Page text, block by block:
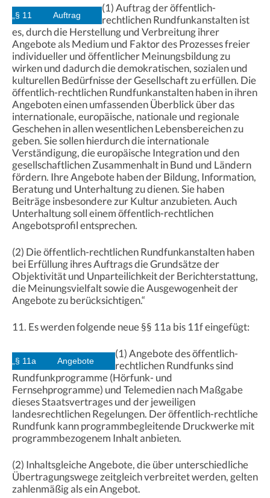
„§ 11 Auftrag
(1) Auftrag der öffentlich-
rechtlichen Rundfunkanstalten ist
es, durch die Herstellung und Verbreitung ihrer
Angebote als Medium und Faktor des Prozesses freier
individueller und öffentlicher Meinungsbildung zu
wirken und dadurch die demokratischen, sozialen und
kulturellen Bedürfnisse der Gesellschaft zu erfüllen. Die
öffentlich-rechtlichen Rundfunkanstalten haben in ihren
Angeboten einen umfassenden Überblick über das
internationale, europäische, nationale und regionale
Geschehen in allen wesentlichen Lebensbereichen zu
geben. Sie sollen hierdurch die internationale
Verständigung, die europäische Integration und den
gesellschaftlichen Zusammenhalt in Bund und Ländern
fördern. Ihre Angebote haben der Bildung, Information,
Beratung und Unterhaltung zu dienen. Sie haben
Beiträge insbesondere zur Kultur anzubieten. Auch
Unterhaltung soll einem öffentlich-rechtlichen
Angebotsprofil entsprechen.
(2) Die öffentlich-rechtlichen Rundfunkanstalten haben
bei Erfüllung ihres Auftrags die Grundsätze der
Objektivität und Unparteilichkeit der Berichterstattung,
die Meinungsvielfalt sowie die Ausgewogenheit der
Angebote zu berücksichtigen.“
11. Es werden folgende neue §§ 11a bis 11f eingefügt:
„§ 11a Angebote
(1) Angebote des öffentlich-
rechtlichen Rundfunks sind
Rundfunkprogramme (Hörfunk- und
Fernsehprogramme) und Telemedien nach Maßgabe
dieses Staatsvertrages und der jeweiligen
landesrechtlichen Regelungen. Der öffentlich-rechtliche
Rundfunk kann programmbegleitende Druckwerke mit
programmbezogenem Inhalt anbieten.
(2) Inhaltsgleiche Angebote, die über unterschiedliche
Übertragungswege zeitgleich verbreitet werden, gelten
zahlenmäßig als ein Angebot.